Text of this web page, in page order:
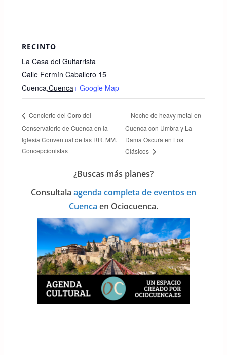
RECINTO
La Casa del Guitarrista
Calle Fermín Caballero 15
Cuenca,Cuenca+ Google Map
Concierto del Coro del
Conservatorio de Cuenca en la
Iglesia Conventual de las RR. MM.
Concepcionistas
Noche de heavy metal en
Cuenca con Umbra y La
Dama Oscura en Los
Clásicos
¿Buscas más planes?
Consultala agenda completa de eventos en
Cuenca en Ociocuenca.